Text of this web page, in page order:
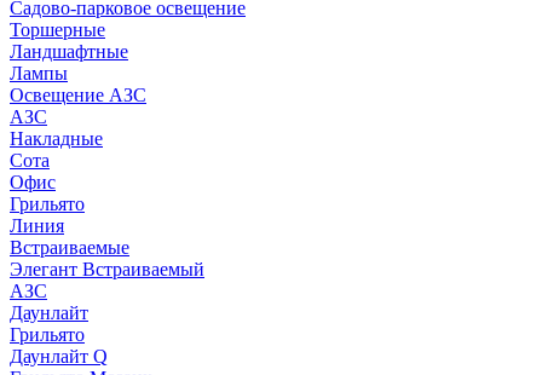
Садово-парковое освещение
Торшерные
Ландшафтные
Лампы
Освещение АЗС
АЗС
Накладные
Сота
Офис
Грильято
Линия
Встраиваемые
Элегант Встраиваемый
АЗС
Даунлайт
Грильято
Даунлайт Q